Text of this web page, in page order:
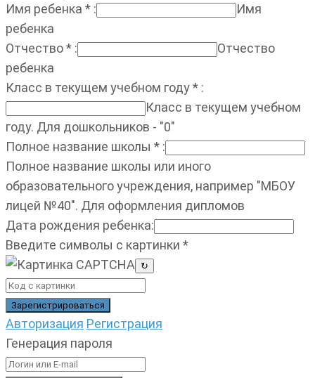
Имя ребенка * :
Имя
ребенка
Отчество* :
Отчество
ребенка
Класс в текущем учебном году* :
Класс в текущем учебном
году. Для дошкольников - "0"
Полное название школы * :
Полное название школы или иного
образовательного учреждения, например "МБОУ
лицей №40". Для оформления дипломов
Дата рождения ребенка:
Введите символы с картинки *
↻
Авторизация Регистрация
Генерация пароля